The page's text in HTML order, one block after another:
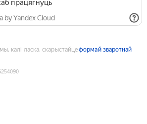
працягнуць
by Yandex Cloud
калі ласка, скарыстайцеформай зваротнай